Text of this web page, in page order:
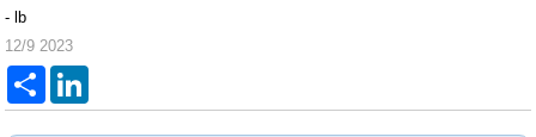
- lb
12/9 2023
Del